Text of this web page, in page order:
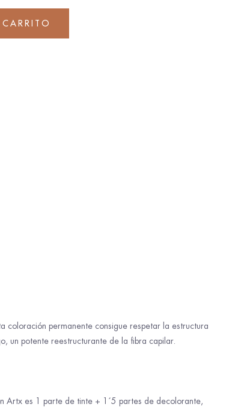
coloración permanente consigue respetar la estructura
un potente reestructurante de la fibra capilar.
Artx es 1 parte de tinte + 1´5 partes de decolorante,